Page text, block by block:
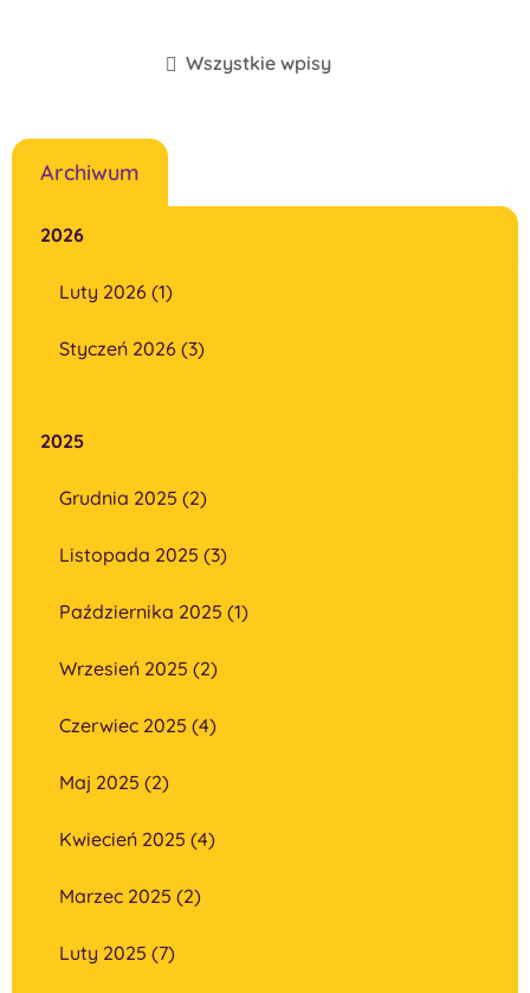
Wszystkie wpisy
Archiwum
2026
Luty 2026 (1)
Styczeń 2026 (3)
2025
Grudnia 2025 (2)
Listopada 2025 (3)
Października 2025 (1)
Wrzesień 2025 (2)
Czerwiec 2025 (4)
Maj 2025 (2)
Kwiecień 2025 (4)
Marzec 2025 (2)
Luty 2025 (7)